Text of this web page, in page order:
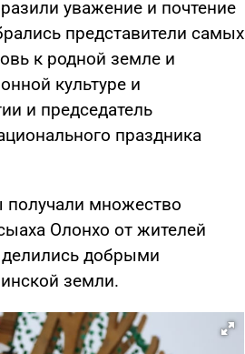
уважение и почтение
представители самых
к родной земле и
культуре и
и председатель
праздника
получали множество
Олонхо от жителей
делились добрыми
земли.